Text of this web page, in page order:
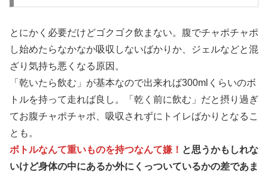
とにかく必要だけどゴクゴク飲まない。腹でチャポチャポ
し始めたらなかなか吸収しないばかりか、ジェルなどと混
ざり気持ち悪くなる原因。
「乾いたら飲む」が基本なので出来れば300mlくらいのボ
トルを持って走れば良し。「乾く前に飲む」だと摂り過ぎ
てお腹チャポチャポ、吸収されずにトイレばかりとなるこ
とも。
ボトルなんて重いものを持つなんて嫌！ と思うかもしれな
いけど身体の中にあるか外にくっついているかの差であま